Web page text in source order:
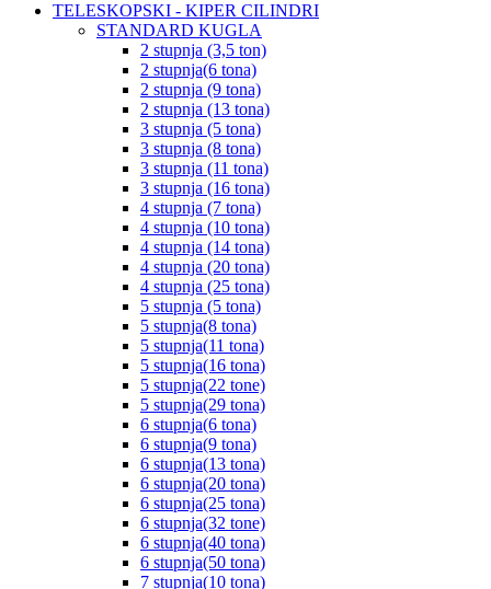
TELESKOPSKI - KIPER CILINDRI
STANDARD KUGLA
2 stupnja (3,5 ton)
2 stupnja(6 tona)
2 stupnja (9 tona)
2 stupnja (13 tona)
3 stupnja (5 tona)
3 stupnja (8 tona)
3 stupnja (11 tona)
3 stupnja (16 tona)
4 stupnja (7 tona)
4 stupnja (10 tona)
4 stupnja (14 tona)
4 stupnja (20 tona)
4 stupnja (25 tona)
5 stupnja (5 tona)
5 stupnja(8 tona)
5 stupnja(11 tona)
5 stupnja(16 tona)
5 stupnja(22 tone)
5 stupnja(29 tona)
6 stupnja(6 tona)
6 stupnja(9 tona)
6 stupnja(13 tona)
6 stupnja(20 tona)
6 stupnja(25 tona)
6 stupnja(32 tone)
6 stupnja(40 tona)
6 stupnja(50 tona)
7 stupnja(10 tona)